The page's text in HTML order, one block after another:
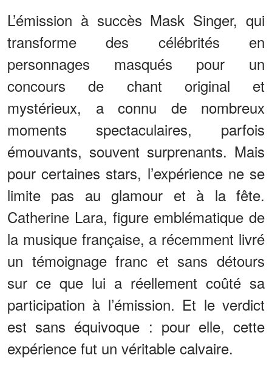
L’émission à succès Mask Singer, qui
transforme des célébrités en
personnages masqués pour un
concours de chant original et
mystérieux, a connu de nombreux
moments spectaculaires, parfois
émouvants, souvent surprenants. Mais
pour certaines stars, l’expérience ne se
limite pas au glamour et à la fête.
Catherine Lara, figure emblématique de
la musique française, a récemment livré
un témoignage franc et sans détours
sur ce que lui a réellement coûté sa
participation à l’émission. Et le verdict
est sans équivoque : pour elle, cette
expérience fut un véritable calvaire.